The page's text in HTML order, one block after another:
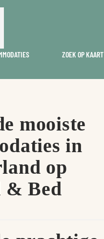
ZOEK OP KAART
mooiste
in
op
& Bed